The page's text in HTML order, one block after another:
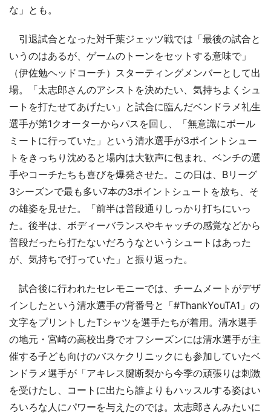
な」とも。
引退試合となった対千葉ジェッツ戦では「最後の試合と
いうのはあるが、ゲームのトーンをセットする意味で」
（伊佐勉ヘッドコーチ）スターティングメンバーとして出
場。「太志郎さんのアシストを決めたい、気持ちよくシュ
ートを打たせてあげたい」と試合に臨んだベンドラメ礼生
選手が第1クオーターからパスを回し、「無意識にボール
ミートに行っていた」という清水選手が3ポイントシュー
トをきっちり沈めると場内は大歓声に包まれ、ベンチの選
手やコーチたちも喜びを爆発させた。この日は、Bリーグ
3シーズンで最も多い7本の3ポイントシュートを放ち、そ
の雄姿を見せた。「前半は普段通りしっかり打ちにいっ
た。後半は、ボディーバランスやキャッチの感覚などから
普段だったら打たないだろうなというシュートはあった
が、気持ちで打っていた」と振り返った。
試合後に行われたセレモニーでは、チームメートがデザ
インしたという清水選手の背番号と「#ThankYouTA1」の
文字をプリントしたTシャツを選手たちが着用。清水選手
の地元・宮崎の高校出身でオフシーズンには清水選手が主
催する子ども向けのバスケクリニックにも参加していたベ
ンドラメ選手が「アキレス腱断裂から今季の頑張りは刺激
を受けたし、コートに出たら誰よりもハッスルする姿はい
ろいろな人にパワーを与えたのでは。太志郎さんみたいに